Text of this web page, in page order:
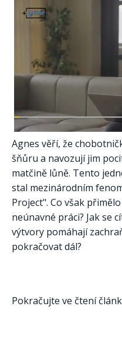
Agnes věří, že
šňůru a navozují jim
matčině lůně. Tento
stal mezinárodním
Project". Co však
neúnavné práci? Jak se
výtvory pomáhají
pokračovat dál?
Pokračujte ve čtení